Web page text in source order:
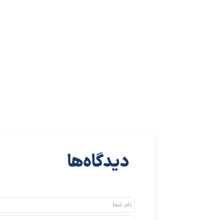
دیدگاه‌ها